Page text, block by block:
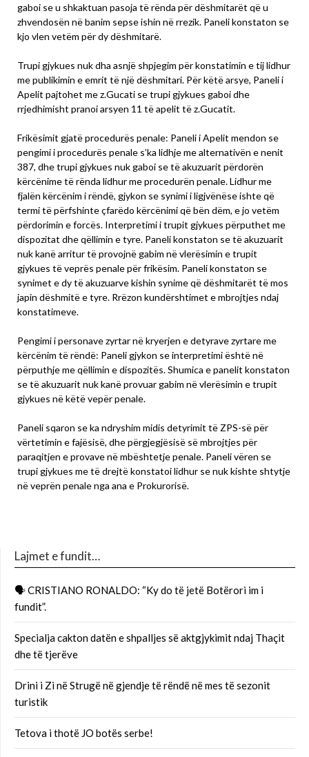
gaboi se u shkaktuan pasoja të rënda për dëshmitarët që u
zhvendosën në banim sepse ishin në rrezik. Paneli konstaton se
kjo vlen vetëm për dy dëshmitarë.
Trupi gjykues nuk dha asnjë shpjegim për konstatimin e tij lidhur
me publikimin e emrit të një dëshmitari. Për këtë arsye, Paneli i
Apelit pajtohet me z.Gucati se trupi gjykues gaboi dhe
rrjedhimisht pranoi arsyen 11 të apelit të z.Gucatit.
Frikësimit gjatë procedurës penale: Paneli i Apelit mendon se
pengimi i procedurës penale s’ka lidhje me alternativën e nenit
387, dhe trupi gjykues nuk gaboi se të akuzuarit përdorën
kërcënime të rënda lidhur me procedurën penale. Lidhur me
fjalën kërcënim i rëndë, gjykon se synimi i ligjvënëse ishte që
termi të përfshinte çfarëdo kërcënimi që bën dëm, e jo vetëm
përdorimin e forcës. Interpretimi i trupit gjykues përputhet me
dispozitat dhe qëllimin e tyre. Paneli konstaton se të akuzuarit
nuk kanë arritur të provojnë gabim në vlerësimin e trupit
gjykues të veprës penale për frikësim. Paneli konstaton se
synimet e dy të akuzuarve kishin synime që dëshmitarët të mos
japin dëshmitë e tyre. Rrëzon kundërshtimet e mbrojtjes ndaj
konstatimeve.
Pengimi i personave zyrtar në kryerjen e detyrave zyrtare me
kërcënim të rëndë: Paneli gjykon se interpretimi është në
përputhje me qëllimin e dispozitës. Shumica e panelit konstaton
se të akuzuarit nuk kanë provuar gabim në vlerësimin e trupit
gjykues në këtë vepër penale.
Paneli sqaron se ka ndryshim midis detyrimit të ZPS-së për
vërtetimin e fajësisë, dhe përgjegjësisë së mbrojtjes për
paraqitjen e provave në mbështetje penale. Paneli vëren se
trupi gjykues me të drejtë konstatoi lidhur se nuk kishte shtytje
në veprën penale nga ana e Prokurorisë.
Lajmet e fundit…
🗣 CRISTIANO RONALDO: “Ky do të jetë Botërori im i
fundit”.
Specialja cakton datën e shpalljes së aktgjykimit ndaj Thaçit
dhe të tjerëve
Drini i Zi në Strugë në gjendje të rëndë në mes të sezonit
turistik
Tetova i thotë JO botës serbe!